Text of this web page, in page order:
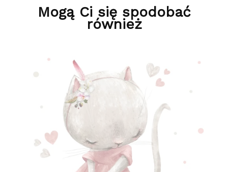
Mogą Ci się spodobać
również